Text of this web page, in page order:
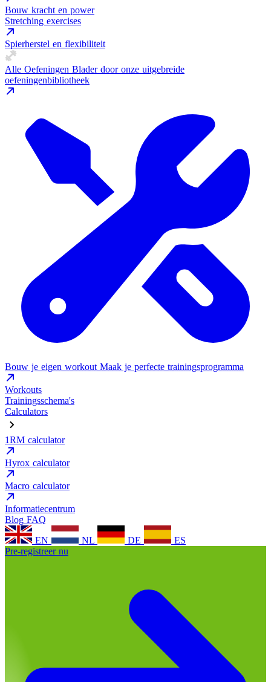
Bouw kracht en power
Stretching exercises
Spierherstel en flexibiliteit
Alle Oefeningen Blader door onze uitgebreide
oefeningenbibliotheek
Bouw je eigen workout Maak je perfecte trainingsprogramma
Workouts
Trainingsschema's
Calculators
1RM calculator
Hyrox calculator
Macro calculator
Informatiecentrum
Blog FAQ
EN
NL DE
ES
Pre-registreer nu